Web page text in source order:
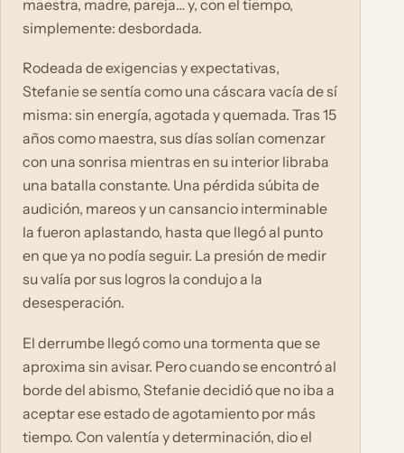
maestra, madre, pareja… y, con el tiempo,
simplemente: desbordada.
Rodeada de exigencias y expectativas,
Stefanie se sentía como una cáscara vacía de sí
misma: sin energía, agotada y quemada. Tras 15
años como maestra, sus días solían comenzar
con una sonrisa mientras en su interior libraba
una batalla constante. Una pérdida súbita de
audición, mareos y un cansancio interminable
la fueron aplastando, hasta que llegó al punto
en que ya no podía seguir. La presión de medir
su valía por sus logros la condujo a la
desesperación.
El derrumbe llegó como una tormenta que se
aproxima sin avisar. Pero cuando se encontró al
borde del abismo, Stefanie decidió que no iba a
aceptar ese estado de agotamiento por más
tiempo. Con valentía y determinación, dio el